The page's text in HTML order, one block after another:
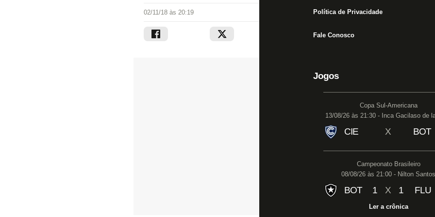
Política de Privacidade
Fale Conosco
Jogos
Copa Sul-Americana
13/08/26 às 21:30 - Inca Gacilaso de
CIE X BOT
Campeonato Brasileiro
08/08/26 às 21:00 - Nilton Santos
BOT 1 X 1 FLU
Ler a crônica
02/11/18 às 20:19